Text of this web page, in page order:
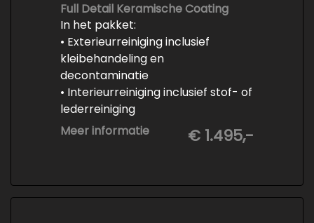
polijsten
Full Detail Keramische Coating
In het pakket:
• Exterieurreiniging inclusief
kleibehandeling en
decontaminatie
• Interieurreiniging inclusief stof- of
lederreiniging
• 3-staps lakcorrectie
• Keramische Coating (+/- 5 jaar)
Meer informatie € 1.495,-